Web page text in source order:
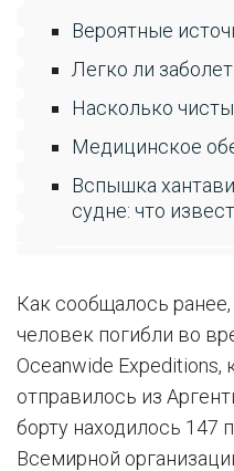
Вероятные
Легко ли
Насколько
Медицинское
Вспышка
судне: что
Как сообщалось
человек погибли во
Oceanwide Expeditions,
отправилось из
борту находилось 147
Всемирной